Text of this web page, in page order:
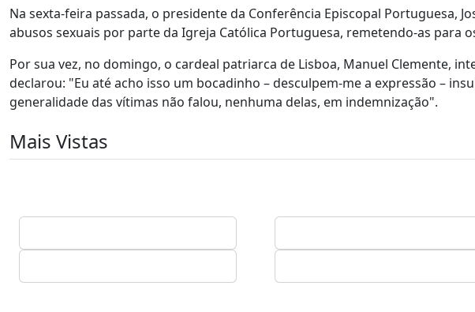
Na sexta-feira passada, o presidente da Conferência Episcopal Portuguesa,
abusos sexuais por parte da Igreja Católica Portuguesa, remetendo-as para
Por sua vez, no domingo, o cardeal patriarca de Lisboa, Manuel Clemente,
declarou: "Eu até acho isso um bocadinho – desculpem-me a expressão –
generalidade das vítimas não falou, nenhuma delas, em indemnização".
Mais Vistas